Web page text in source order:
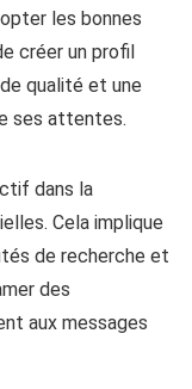
les bonnes
créer un profil
qualité et une
ses attentes.
dans la
Cela implique
de recherche et
des
aux messages